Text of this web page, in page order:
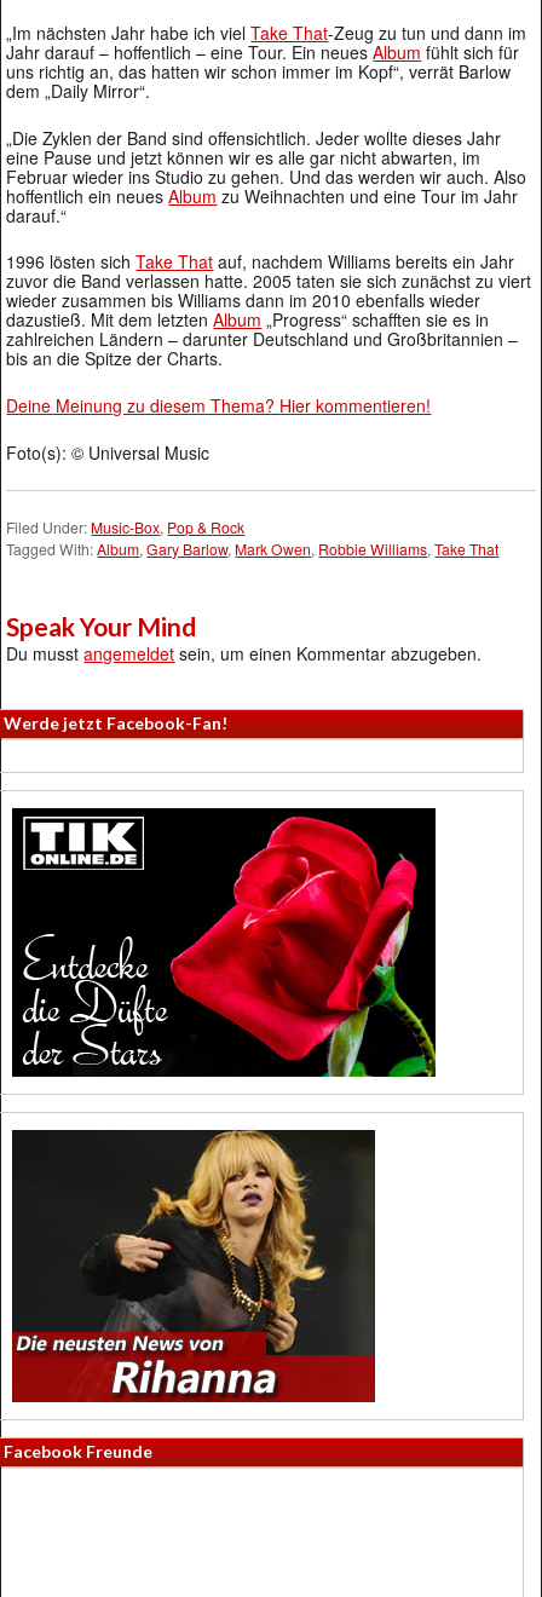
„Im nächsten Jahr habe ich vielTake That-Zeug zu tun und dann im
Jahr darauf – hoffentlich – eine Tour. Ein neuesAlbum fühlt sich für
uns richtig an, das hatten wir schon immer im Kopf“, verrät Barlow
dem „Daily Mirror“.
„Die Zyklen der Band sind offensichtlich. Jeder wollte dieses Jahr
eine Pause und jetzt können wir es alle gar nicht abwarten, im
Februar wieder ins Studio zu gehen. Und das werden wir auch. Also
hoffentlich ein neuesAlbum zu Weihnachten und eine Tour im Jahr
darauf.“
1996 lösten sichTake That auf, nachdem Williams bereits ein Jahr
zuvor die Band verlassen hatte. 2005 taten sie sich zunächst zu viert
wieder zusammen bis Williams dann im 2010 ebenfalls wieder
dazustieß. Mit dem letztenAlbum „Progress“ schafften sie es in
zahlreichen Ländern – darunter Deutschland und Großbritannien –
bis an die Spitze der Charts.
Deine Meinung zu diesem Thema? Hier kommentieren!
Foto(s): © Universal Music
Filed Under: Music-Box, Pop & Rock
Tagged With:Album,Gary Barlow, Mark Owen, Robbie Williams,Take That
Speak Your Mind
Du musstangemeldet sein, um einen Kommentar abzugeben.
Werde jetzt Facebook-Fan!
Facebook Freunde